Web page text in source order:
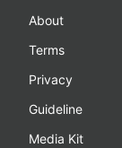
About
Terms
Privacy
Guideline
Media Kit